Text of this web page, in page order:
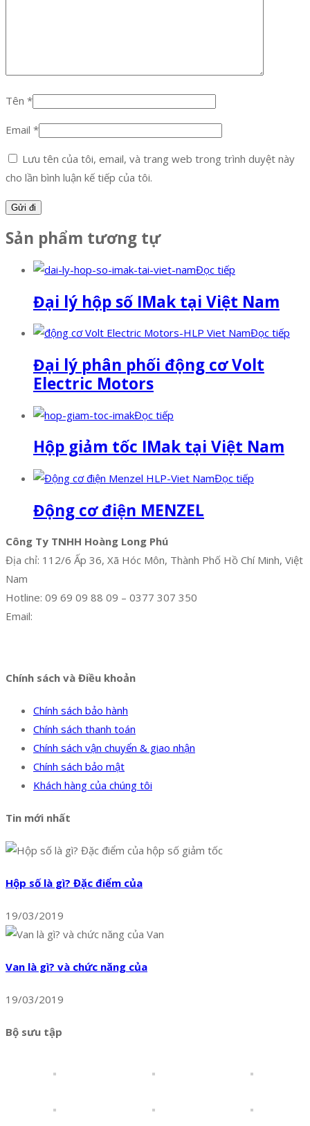
Tên *
Email *
Lưu tên của tôi, email, và trang web trong trình duyệt này
cho lần bình luận kế tiếp của tôi.
Sản phẩm tương tự
Đọc tiếp
Đại lý hộp số IMak tại Việt Nam
Đọc tiếp
Đại lý phân phối động cơ Volt
Electric Motors
Đọc tiếp
Hộp giảm tốc IMak tại Việt Nam
Đọc tiếp
Động cơ điện MENZEL
Công Ty TNHH Hoàng Long Phú
Địa chỉ: 112/6 Ấp 36, Xã Hóc Môn, Thành Phố Hồ Chí Minh, Việt
Nam
Hotline: 09 69 09 88 09 – 0377 307 350
Email:
Chính sách và Điều khoản
Chính sách bảo hành
Chính sách thanh toán
Chính sách vận chuyển & giao nhận
Chính sách bảo mật
Khách hàng của chúng tôi
Tin mới nhất
Hộp số là gì? Đặc điểm của
19/03/2019
Van là gì? và chức năng của
19/03/2019
Bộ sưu tập